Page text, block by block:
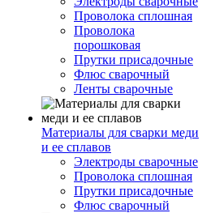
Проволока сплошная
Проволока
порошковая
Прутки присадочные
Флюс сварочный
Ленты сварочные
Материалы для сварки меди
и ее сплавов
Электроды сварочные
Проволока сплошная
Прутки присадочные
Флюс сварочный